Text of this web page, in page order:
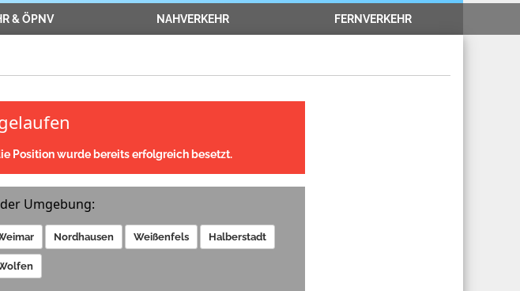
& ÖPNV NAHVERKEHR FERNVERKEHR
Position wurde bereits erfolgreich besetzt.
Umgebung:
Nordhausen Weißenfels Halberstadt